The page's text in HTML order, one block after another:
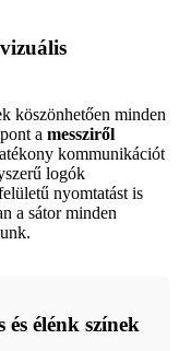
köszönhetően minden
a messziről
kommunikációt
logók
nyomtatást is
a sátor minden
élénk színek